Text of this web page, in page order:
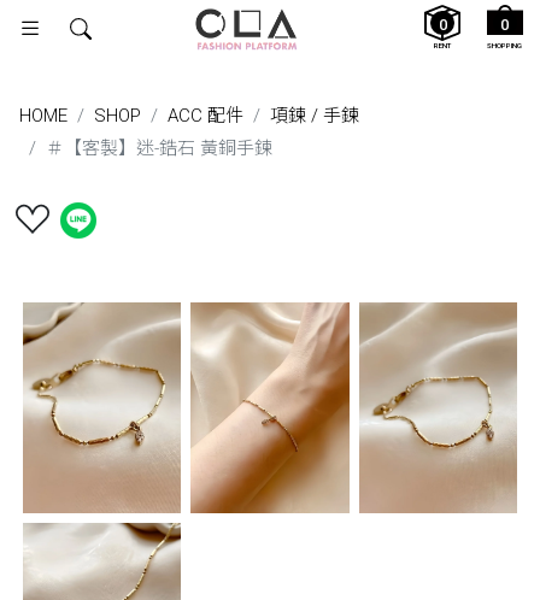
SHOPPING
0
RENT
0
HOME SHOP ACC 配件
項鍊 / 手鍊
＃【客製】迷-鋯石 黃銅手鍊